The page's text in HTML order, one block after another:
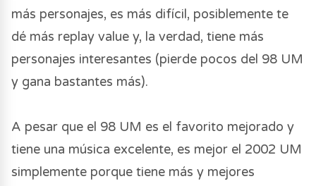
más personajes, es más difícil, posiblemente te
dé más replay value y, la verdad, tiene más
personajes interesantes (pierde pocos del 98 UM
y gana bastantes más).
A pesar que el 98 UM es el favorito mejorado y
tiene una música excelente, es mejor el 2002 UM
simplemente porque tiene más y mejores